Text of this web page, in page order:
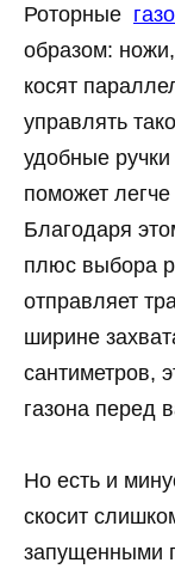
Роторные
образом:
косят
управлять
удобные
поможет легче
Благодаря
плюс выбора
отправляет
ширине
сантиметров,
газона перед
Но есть и
скосит
запущенными